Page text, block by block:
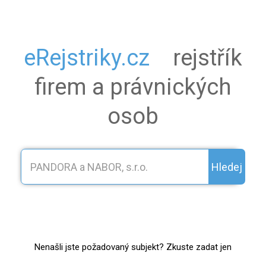
eRejstriky.cz
rejstřík
firem a právnických
osob
Hledej
Nenašli jste požadovaný subjekt? Zkuste zadat jen